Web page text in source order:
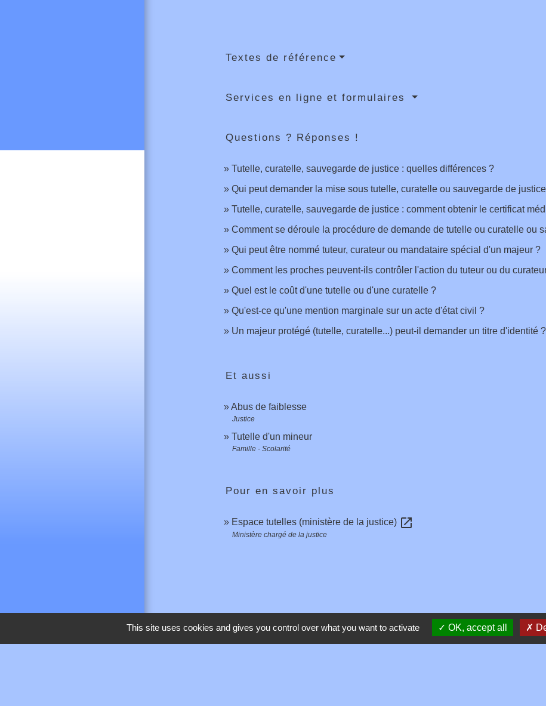
Textes de référence
Services en ligne et formulaires
Questions ? Réponses !
Tutelle, curatelle, sauvegarde de justice : quelles différences ?
Qui peut demander la mise sous tutelle, curatelle ou sauvegarde de
Tutelle, curatelle, sauvegarde de justice : comment obtenir le certificat
Comment se déroule la procédure de demande de tutelle ou curatelle ou
Qui peut être nommé tuteur, curateur ou mandataire spécial d'un majeur ?
Comment les proches peuvent-ils contrôler l'action du tuteur ou du
Quel est le coût d'une tutelle ou d'une curatelle ?
Qu'est-ce qu'une mention marginale sur un acte d'état civil ?
Un majeur protégé (tutelle, curatelle...) peut-il demander un titre d'identité ?
Et aussi
Abus de faiblesse
Justice
Tutelle d'un mineur
Famille - Scolarité
Pour en savoir plus
Espace tutelles (ministère de la justice) open_in_new
Ministère chargé de la justice
Contacts
This site uses cookies and gives you control over what you want to activate OK, accept all